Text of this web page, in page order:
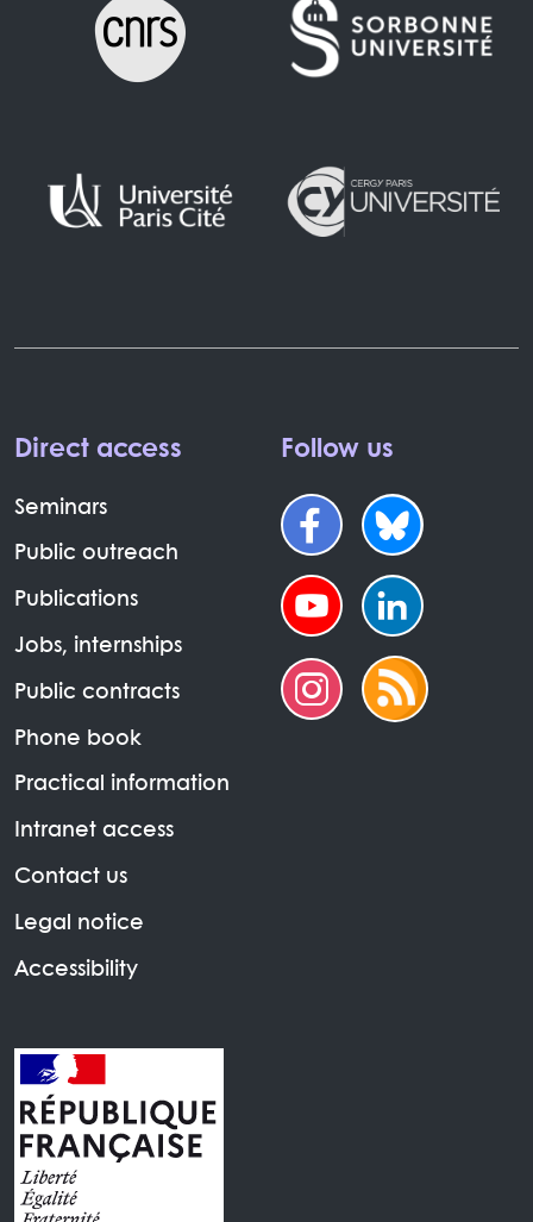
Direct access
Seminars
Public outreach
Publications
Jobs, internships
Public contracts
Phone book
Practical information
Intranet access
Contact us
Legal notice
Accessibility
Follow us